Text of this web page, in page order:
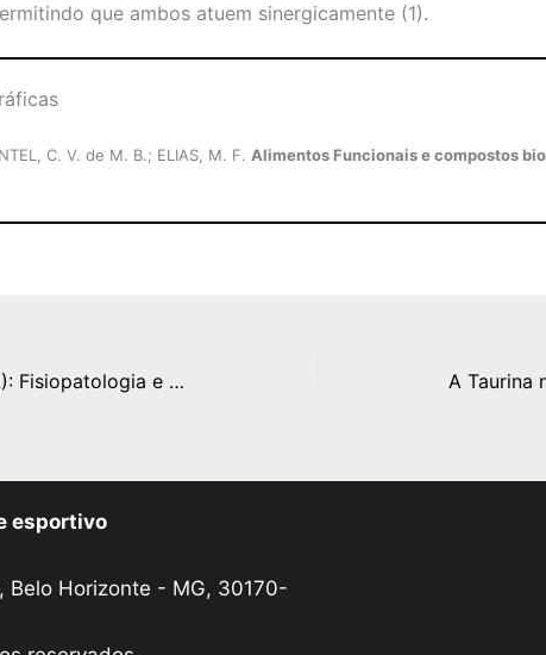
que ambos atuem sinergicamente (1).
C. V. de M. B.; ELIAS, M. F. Alimentos Funcionais e compostos
Lesão Renal Aguda (LRA): Fisiopatologia e Manejo Nutricional
esportivo
Belo Horizonte - MG, 30170-